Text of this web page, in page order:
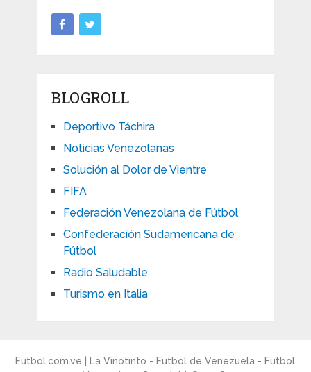
BLOGROLL
Deportivo Táchira
Noticias Venezolanas
Solución al Dolor de Vientre
FIFA
Federación Venezolana de Fútbol
Confederación Sudamericana de
Fútbol
Radio Saludable
Turismo en Italia
Futbol.com.ve | La Vinotinto - Futbol de Venezuela - Futbol